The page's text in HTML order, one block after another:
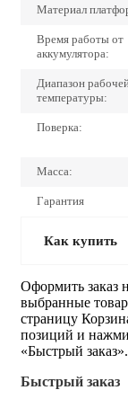
Материал
Время работы от
аккумулятора:
Диапазон
температуры:
Поверка:
Масса:
Гарантия
Как купить
Оформить заказ
выбранные
страницу
позиций и
«Быстрый заказ».
Быстрый заказ